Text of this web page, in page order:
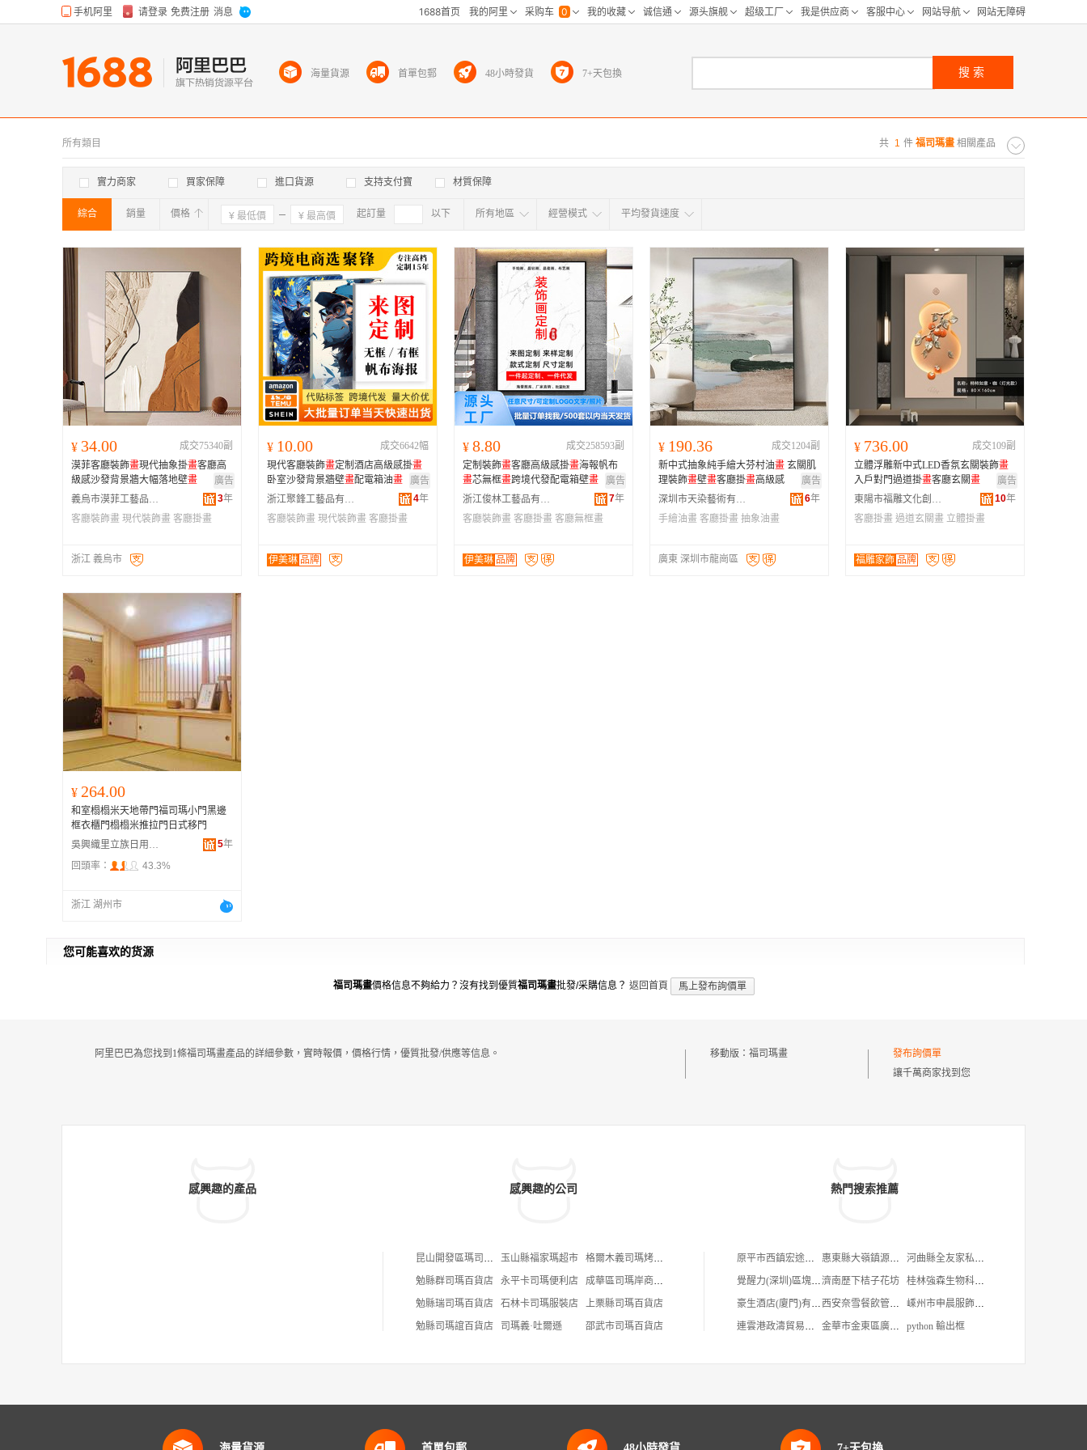
共 1 件 福司瑪畫 相關產品
所有類目
實力商家 買家保障 進口貨源 支持支付寶 材質保障
綜合 銷量 價格 確定 起訂量 以下
確定 所有地區
所有地区 采购距离:
江浙沪 华南区 华北区
海外 北京 天津 重庆
广东 浙江 江苏 山东 河北
河南 福建 安徽 广西
山西 海南 内蒙古 吉林 黑龙江
青海 四川
贵州 西藏 澳门 台湾
經營模式 平均發貨速度
¥ 34.00
成交75340副
漠菲客廳裝飾畫現代抽象掛畫客廳高
級感沙發背景牆大幅落地壁畫
廣告
義烏市漠菲工藝品有限公司
3年
客廳裝飾畫 現代裝飾畫 客廳掛畫
浙江 義烏市
¥ 10.00
成交6642幅
現代客廳裝飾畫定制酒店高級感掛畫
卧室沙發背景牆壁畫配電箱油畫
廣告
浙江聚鋒工藝品有限公司
4年
客廳裝飾畫 現代裝飾畫 客廳掛畫
伊美琳 品牌
¥ 8.80
成交258593副
定制裝飾畫客廳高級感掛畫海報帆布
畫芯無框畫跨境代發配電箱壁畫
廣告
浙江俊林工藝品有限公司
7年
客廳裝飾畫 客廳掛畫 客廳無框畫
伊美琳 品牌
¥ 190.36
成交1204副
新中式抽象純手繪大芬村油畫 玄關肌
理裝飾畫壁畫客廳掛畫高級感
廣告
深圳市天染藝術有限公司
6年
手繪油畫 客廳掛畫 抽象油畫
廣東 深圳市龍崗區
¥ 736.00
成交109副
立體浮雕新中式LED香氛玄關裝飾畫
入戶對門過道掛畫客廳玄關畫
廣告
東陽市福雕文化創意有限公司
10年
客廳掛畫 過道玄關畫 立體掛畫
福雕家飾 品牌
¥ 264.00
和室榻榻米天地帶門福司瑪小門黑邊
框衣櫃門榻榻米推拉門日式移門
吳興織里立族日用百貨商行
5年
回頭率：
43.3%
浙江 湖州市
您可能喜欢的货源
福司瑪畫價格信息不夠給力？沒有找到優質福司瑪畫批發/采購信息？ 返回首頁 馬上發布詢價單
阿里巴巴為您找到1條福司瑪畫產品的詳細參數，實時報價，價格行情，優質批發/供應等信息。 移動版： 福司瑪畫
發布詢價單
讓千萬商家找到您
感興趣的產品 感興趣的公司
昆山開發區瑪司瑪司日本料理店 玉山縣福家瑪超市
格爾木義司瑪烤羊肉
勉縣群司瑪百貨店
永平卡司瑪便利店
成華區司瑪岸商貿部
勉縣瑞司瑪百貨店
石林卡司瑪服裝店
上栗縣司瑪百貨店
勉縣司瑪誼百貨店
司瑪義·吐爾遜 邵武市司瑪百貨店
熱門搜索推薦
原平市西鎮宏途汽貿部 惠東縣大嶺鎮源塑小店
河曲縣全友家私二部
覺醒力(深圳)區塊鏈科技有限公司濟南歷下桔子花坊
桂林強森生物科技有限公司
豪生酒店(廈門)有限公司
西安奈雪餐飲管理有限公司慈恩西路分公司
嵊州市申晨服飾有限公司
連雲港政濤貿易有限公司
金華市金東區廣發木地板商行 python 輸出框
海量貨源 首單包郵 48小時發貨 7+天包換 搜索